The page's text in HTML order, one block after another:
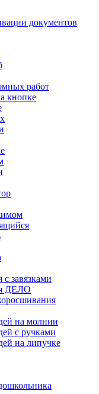
документов
работ
кнопке
завязками
ДЕЛО
на молнии
с ручками
на липучке